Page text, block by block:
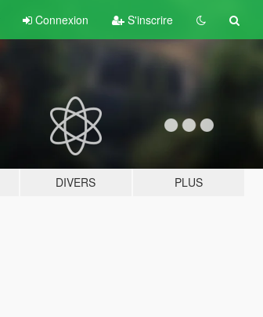
Connexion S'inscrire
DIVERS PLUS